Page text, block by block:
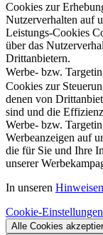
Cookies zur
Nutzerverhalten auf
Leistungs-Cookies
über das
Drittanbietern.
Werbe- bzw.
Cookies zur
denen von
sind und die
Werbe- bzw.
Werbeanzeigen auf
die für Sie und Ihre
unserer
In unseren
Cookie-
Alle Cookies